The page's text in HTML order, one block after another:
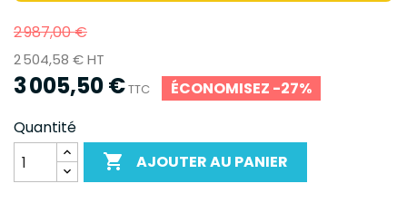
2 987,00 €
2 504,58 € HT
3 005,50 €TTC
ÉCONOMISEZ -27%
Quantité
 AJOUTER AU PANIER